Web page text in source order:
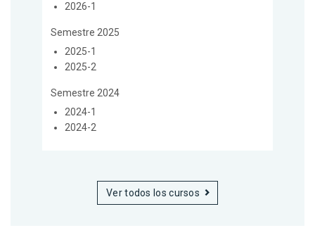
2026-1
Semestre 2025
2025-1
2025-2
Semestre 2024
2024-1
2024-2
Ver todos los cursos